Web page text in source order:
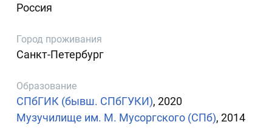
Россия
Город проживания
Санкт-Петербург
Образование
СПбГИК (бывш. СПбГУКИ), 2020
Музучилище им. М. Мусоргского (СПб), 2014